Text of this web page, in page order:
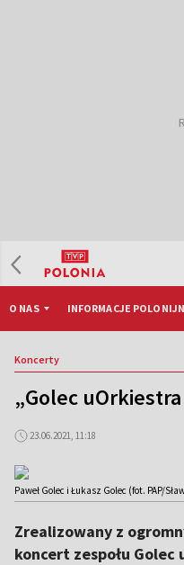
O NAS INFORMACJE
Koncerty
„Golec
23.06.2021, 11:18
Paweł Golec i Łukasz Golec (fot. PAP/
Zrealizowany z
koncert zespołu